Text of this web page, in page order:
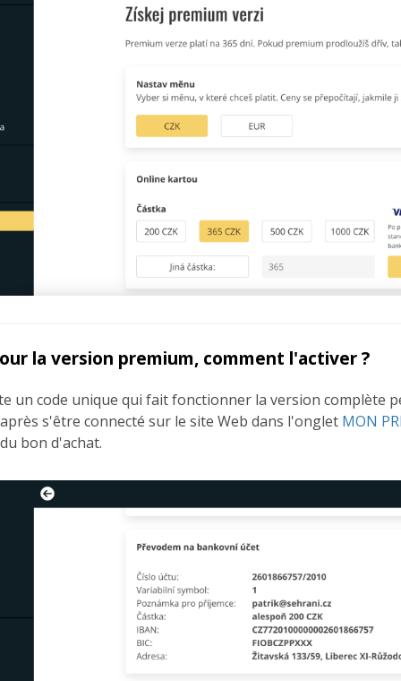
la version premium, comment l'activer ?
un code unique qui fait fonctionner la version complète
s'être connecté sur le site Web dans l'onglet MON
bon d'achat.